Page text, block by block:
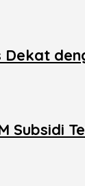
Dekat
Subsidi